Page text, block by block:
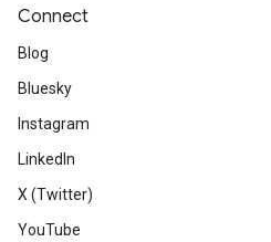
Connect
Blog
Bluesky
Instagram
LinkedIn
X (Twitter)
YouTube